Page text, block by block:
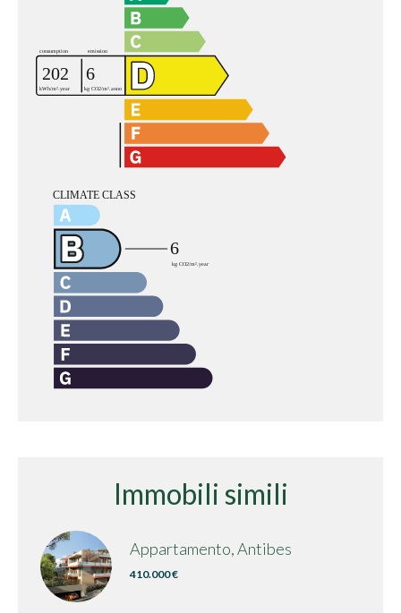
Immobili simili
Appartamento, Antibes
410.000 €